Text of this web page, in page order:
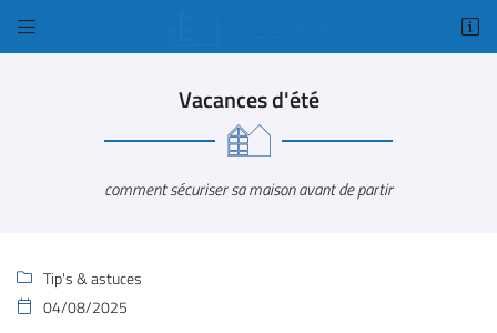
 
Vacances d'été
comment sécuriser sa maison avant de partir
 Tip's & astuces
 04/08/2025